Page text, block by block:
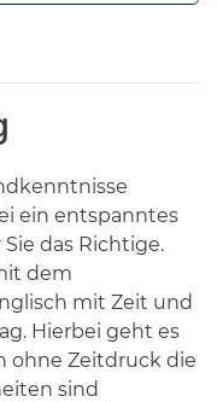
ein entspanntes
das Richtige.
dem
mit Zeit und
Hierbei geht es
ohne Zeitdruck die
sind